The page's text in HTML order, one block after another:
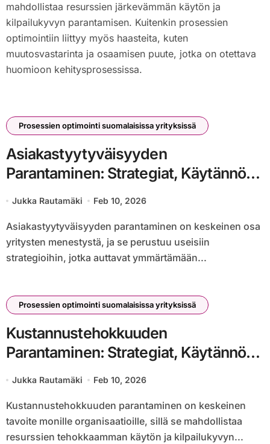
mahdollistaa resurssien järkevämmän käytön ja
kilpailukyvyn parantamisen. Kuitenkin prosessien
optimointiin liittyy myös haasteita, kuten
muutosvastarinta ja osaamisen puute, jotka on otettava
huomioon kehitysprosessissa.
Prosessien optimointi suomalaisissa yrityksissä
Asiakastyytyväisyyden
Parantaminen: Strategiat, Käytännöt,
Hyödyt
Jukka Rautamäki Feb 10, 2026
Asiakastyytyväisyyden parantaminen on keskeinen osa
yritysten menestystä, ja se perustuu useisiin
strategioihin, jotka auttavat ymmärtämään...
Prosessien optimointi suomalaisissa yrityksissä
Kustannustehokkuuden
Parantaminen: Strategiat, Käytännöt,
Hyödyt
Jukka Rautamäki Feb 10, 2026
Kustannustehokkuuden parantaminen on keskeinen
tavoite monille organisaatioille, sillä se mahdollistaa
resurssien tehokkaamman käytön ja kilpailukyvyn...